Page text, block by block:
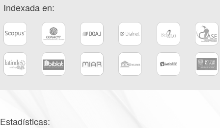
Indexada en:
Estadísticas: